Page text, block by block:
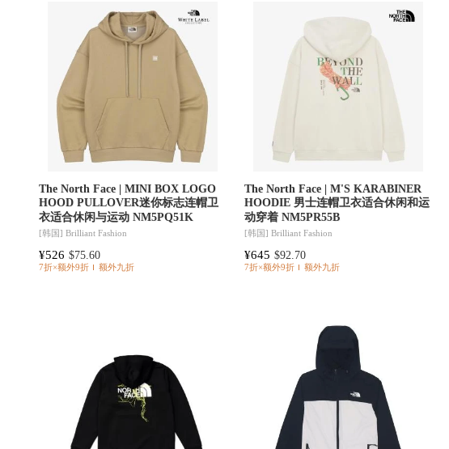
The North Face | MINI BOX LOGO
HOOD PULLOVER迷你标志连帽卫
衣适合休闲与运动 NM5PQ51K
[韩国] Brilliant Fashion
¥526 $75.60
7折×额外9折 额外九折
The North Face | M'S KARABINER
HOODIE 男士连帽卫衣适合休闲和运
动穿着 NM5PR55B
[韩国] Brilliant Fashion
¥645 $92.70
7折×额外9折 额外九折